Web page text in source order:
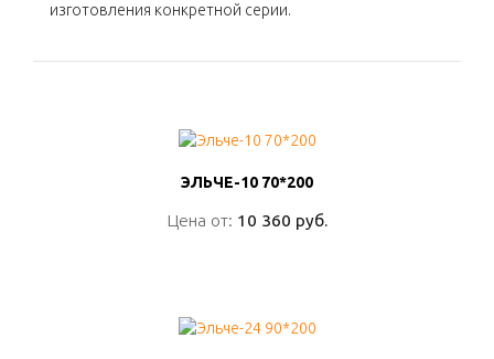
изготовления конкретной серии.
ЭЛЬЧЕ-10 70*200
Цена от: 10 360 руб.
ЭЛЬЧЕ-10 70*200
Цена от: 10 360 руб.